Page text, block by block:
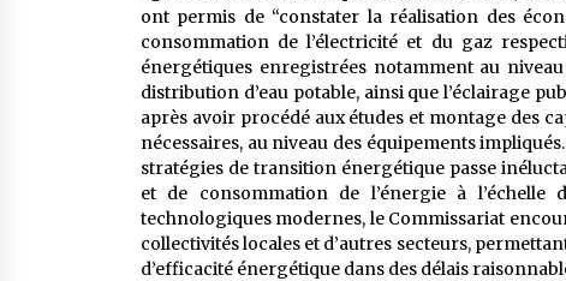
ont permis de “constater la réalisation des
consommation de l’électricité et du gaz
énergétiques enregistrées notamment au
distribution d’eau potable, ainsi que l’éclairage
après avoir procédé aux études et montage des
nécessaires, au niveau des équipements
stratégies de transition énergétique passe
et de consommation de l’énergie à
technologiques modernes, le Commissariat
collectivités locales et d’autres secteurs,
d’efficacité énergétique dans des délais